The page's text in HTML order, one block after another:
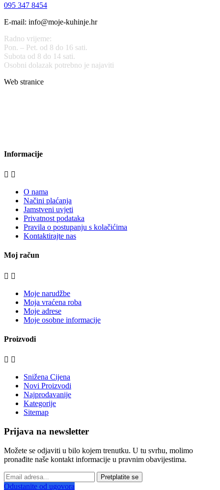
095 347 8454
E-mail: info@moje-kuhinje.hr
Radno vrijeme:
Pon. – Pet. od 8 do 16 sati.
Subota od 8 do 14 sati.
Osobni dolazak potrebno je najaviti
Web stranice
Informacije
 
O nama
Načini plaćanja
Jamstveni uvjeti
Privatnost podataka
Pravila o postupanju s kolačićima
Kontaktirajte nas
Moj račun
 
Moje narudžbe
Moja vraćena roba
Moje adrese
Moje osobne informacije
Proizvodi
 
Snižena Cijena
Novi Proizvodi
Najprodavanije
Kategorije
Sitemap
Prijava na newsletter
Možete se odjaviti u bilo kojem trenutku. U tu svrhu, molimo
pronađite naše kontakt informacije u pravnim obavijestima.
Pretplatite se
Odustanite od ugovora